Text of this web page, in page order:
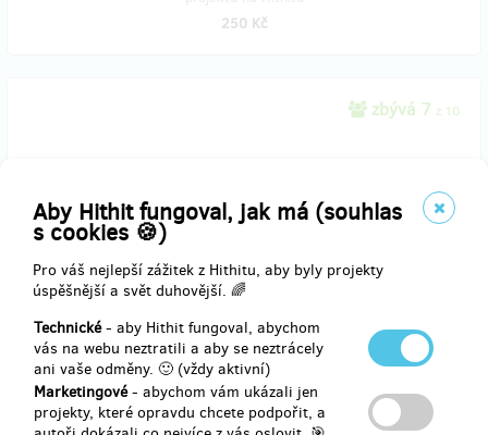
Aby Hithit fungoval, jak má (souhlas
s cookies 🍪)
Pro váš nejlepší zážitek z Hithitu, aby byly projekty
úspěšnější a svět duhovější. 🌈
Technické- aby Hithit fungoval, abychom
vás na webu neztratili a aby se neztrácely
ani vaše odměny. 🙂 (vždy aktivní)
Marketingové- abychom vám ukázali jen
projekty, které opravdu chcete podpořit, a
250 Kč
zbývá 7 z 10
pohodlí, trvanlivost a věrnost. Univerzální velikost. Od Terezy
Leather&Furry Bracelets
Bracelets from recycled furs. Lined with leather for comfort,
durability and authenticity. Unisize! By Tereza
Doručení odměny: na poštovní adresu, do čtvrt roku po ukončení
projektu na Hithitu
280 Kč